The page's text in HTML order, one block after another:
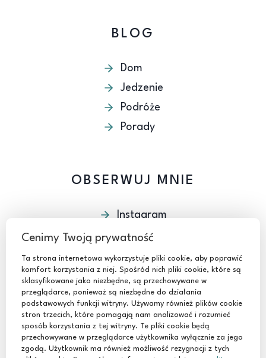
BLOG
Dom
Jedzenie
Podróże
Porady
OBSERWUJ MNIE
Instagram
Facebook
Youtube
TikTok
Cenimy Twoją prywatność
Ta strona internetowa wykorzystuje pliki cookie, aby poprawić
komfort korzystania z niej. Spośród nich pliki cookie, które są
sklasyfikowane jako niezbędne, są przechowywane w
przeglądarce, ponieważ są niezbędne do działania
podstawowych funkcji witryny. Używamy również plików cookie
stron trzecich, które pomagają nam analizować i rozumieć
sposób korzystania z tej witryny. Te pliki cookie będą
przechowywane w przeglądarce użytkownika wyłącznie za jego
zgodą. Użytkownik ma również możliwość rezygnacji z tych